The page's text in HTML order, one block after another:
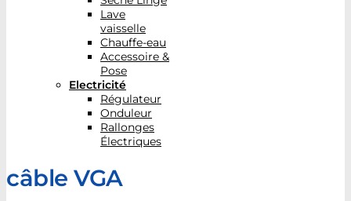
Lave
vaisselle
Chauffe-eau
Accessoire &
Pose
Electricité
Régulateur
Onduleur
Rallonges
Électriques
câble VGA